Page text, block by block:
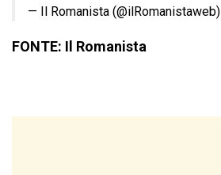
— Il Romanista (@ilRomanistaweb)
FONTE: Il Romanista